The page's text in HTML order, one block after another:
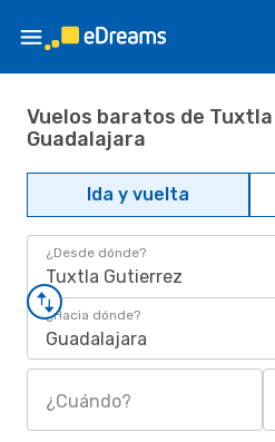
Vuelos baratos de
Guadalajara
Ida y vuelta
¿Desde dónde?
Tuxtla Gutierrez
¿Hacia dónde?
Guadalajara
¿Cuándo?